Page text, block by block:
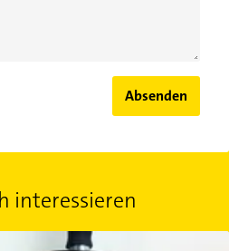
Absenden
interessieren
spricht man von Bluthochdruck?